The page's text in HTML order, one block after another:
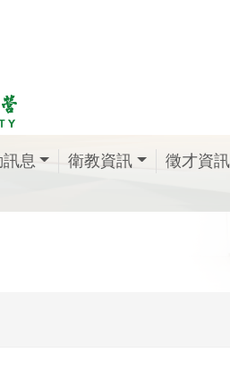
息 衛教資訊 徵才資訊